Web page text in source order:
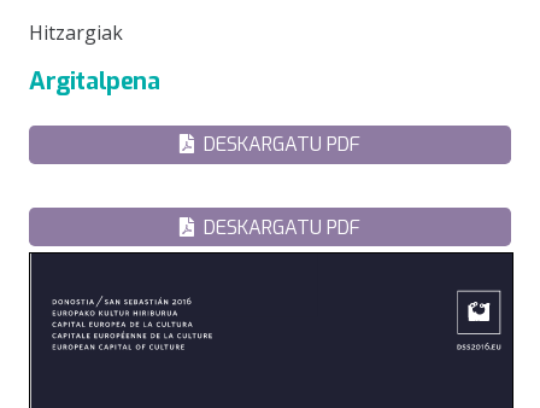
Hitzargiak
Argitalpena
DESKARGATU PDF
DESKARGATU PDF